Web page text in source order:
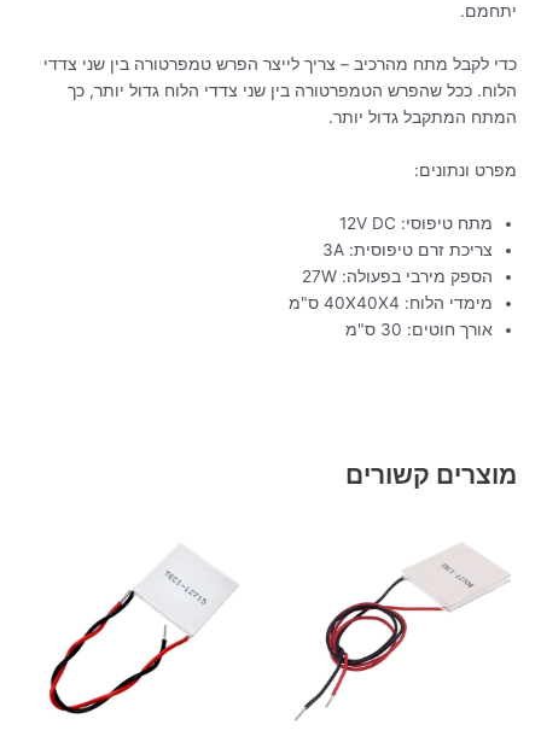
יתחמם.
כדי לקבל מתח מהרכיב – צריך לייצר הפרש טמפרטורה בין שני צדדי
הלוח. ככל שהפרש הטמפרטורה בין שני צדדי הלוח גדול יותר, כך
המתח המתקבל גדול יותר.
מפרט ונתונים:
מתח טיפוסי: 12V DC
צריכת זרם טיפוסית: 3A
הספק מירבי בפעולה: 27W
מימדי הלוח: 40X40X4 ס"מ
אורך חוטים: 30 ס"מ
מוצרים קשורים